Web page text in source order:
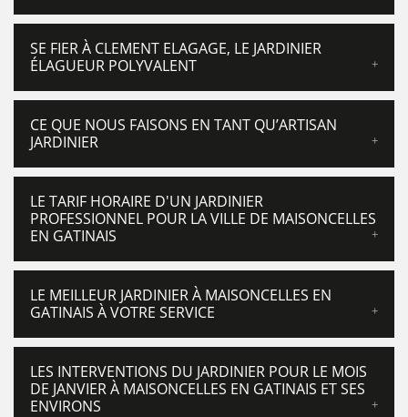
SE FIER À CLEMENT ELAGAGE, LE JARDINIER
ÉLAGUEUR POLYVALENT
CE QUE NOUS FAISONS EN TANT QU’ARTISAN
JARDINIER
LE TARIF HORAIRE D'UN JARDINIER
PROFESSIONNEL POUR LA VILLE DE MAISONCELLES
EN GATINAIS
LE MEILLEUR JARDINIER À MAISONCELLES EN
GATINAIS À VOTRE SERVICE
LES INTERVENTIONS DU JARDINIER POUR LE MOIS
DE JANVIER À MAISONCELLES EN GATINAIS ET SES
ENVIRONS